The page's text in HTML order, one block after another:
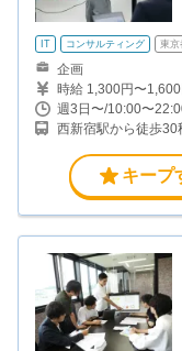
IT コンサルティング 東京
企画
時給 1,300円〜
週3日〜/10:00〜
西新宿駅から徒歩30
歩10分（山手線、
キープ